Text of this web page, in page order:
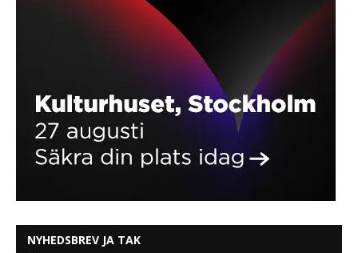
NYHEDSBREV JA TAK